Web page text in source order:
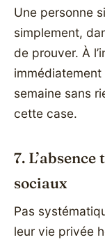
Une personne
simplement,
de prouver. À
semaine sans
cette case.
7.
sociaux
Pas
leur vie privée